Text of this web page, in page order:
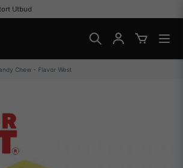
Utbud
Chew - Flavor West